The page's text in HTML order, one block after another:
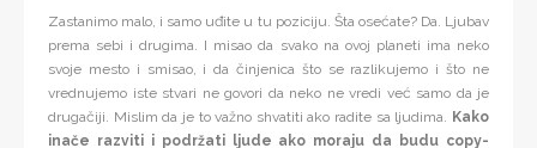
Zastanimo malo, i samo uđite u tu poziciju. Šta osećate? Da. Ljubav
prema sebi i drugima. I misao da svako na ovoj planeti ima neko
svoje mesto i smisao, i da činjenica što se razlikujemo i što ne
vrednujemo iste stvari ne govori da neko ne vredi već samo da je
drugačiji. Mislim da je to važno shvatiti ako radite sa ljudima. Kako
inače razviti i podržati ljude ako moraju da budu copy-